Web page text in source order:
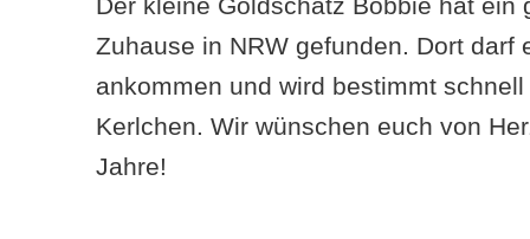
Zuhause in NRW gefunden. Dort darf
ankommen und wird bestimmt
Kerlchen. Wir wünschen euch von
Jahre!